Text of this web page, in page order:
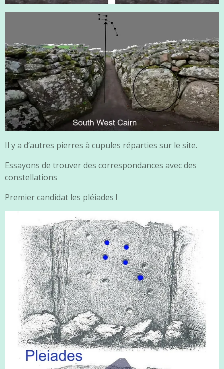
Il y a d’autres pierres à cupules réparties sur le site.
Essayons de trouver des correspondances avec des
constellations
Premier candidat les pléiades !